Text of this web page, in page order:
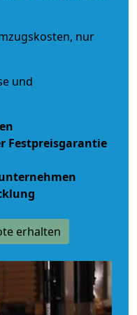
nur
und
Festpreisgarantie
erhalten